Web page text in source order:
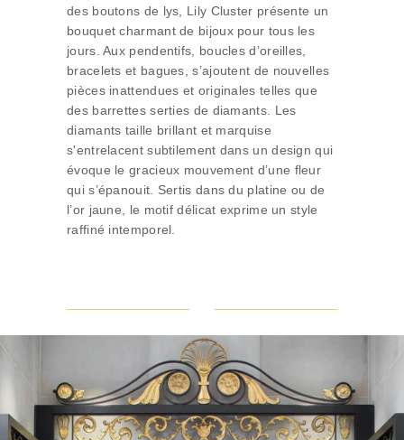
des boutons de lys, Lily Cluster présente un
bouquet charmant de bijoux pour tous les
jours. Aux pendentifs, boucles d’oreilles,
bracelets et bagues, s’ajoutent de nouvelles
pièces inattendues et originales telles que
des barrettes serties de diamants. Les
diamants taille brillant et marquise
s'entrelacent subtilement dans un design qui
évoque le gracieux mouvement d’une fleur
qui s’épanouit. Sertis dans du platine ou de
l’or jaune, le motif délicat exprime un style
raffiné intemporel.